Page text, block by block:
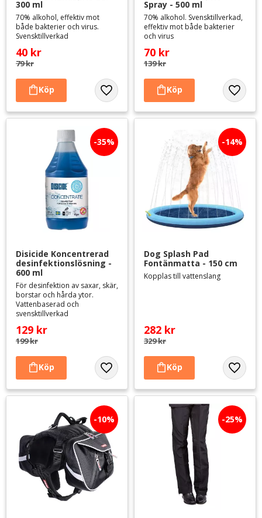
300 ml
70% alkohol, effektiv mot
både bakterier och virus.
Svensktillverkad
40 kr
79kr
Lägg till i favoriter
Spray - 500 ml
70% alkohol. Svensktillverkad,
effektiv mot både bakterier
och virus
70 kr
139kr
Lägg
Disicide Koncentrerad
desinfektionslösning -
600 ml
För desinfektion av saxar, skär,
borstar och hårda ytor.
Vattenbaserad och
svensktillverkad
129 kr
199kr
35%
Lägg till i favoriter
Dog Splash Pad
Fontänmatta - 150 cm
Kopplas till vattenslang
282 kr
329kr
14%
Lägg
10% 25%